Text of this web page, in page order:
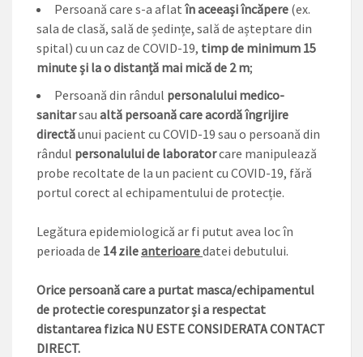
Persoană care s-a aflat în aceeași încăpere (ex.
sala de clasă, sală de ședințe, sală de așteptare din
spital) cu un caz de COVID-19, timp de minimum 15
minute și la o distanță mai mică de 2 m;
Persoană din rândul personalului medico-
sanitarsau altă persoană care acordă îngrijire
directăunui pacient cu COVID-19 sau o persoană din
rândul personalului de laboratorcare manipulează
probe recoltate de la un pacient cu COVID-19, fără
portul corect al echipamentului de protecție.
Legătura epidemiologică ar fi putut avea loc în
perioada de 14 zileanterioaredatei debutului.
Orice persoană care a purtat masca/echipamentul
de protectie corespunzator și a respectat
distantarea fizica NU ESTE CONSIDERATA CONTACT
DIRECT.